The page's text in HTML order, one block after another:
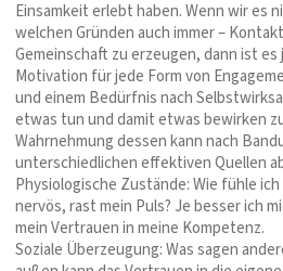
Einsamkeit erlebt haben. Wenn wir es
welchen Gründen auch immer –
Gemeinschaft zu erzeugen, dann ist
Motivation für jede Form von
und einem Bedürfnis nach
etwas tun und damit etwas bewirken
Wahrnehmung dessen kann nach
unterschiedlichen effektiven Quellen
Physiologische Zustände: Wie fühle
nervös, rast mein Puls? Je besser ich
mein Vertrauen in meine Kompetenz.
Soziale Überzeugung: Was sagen